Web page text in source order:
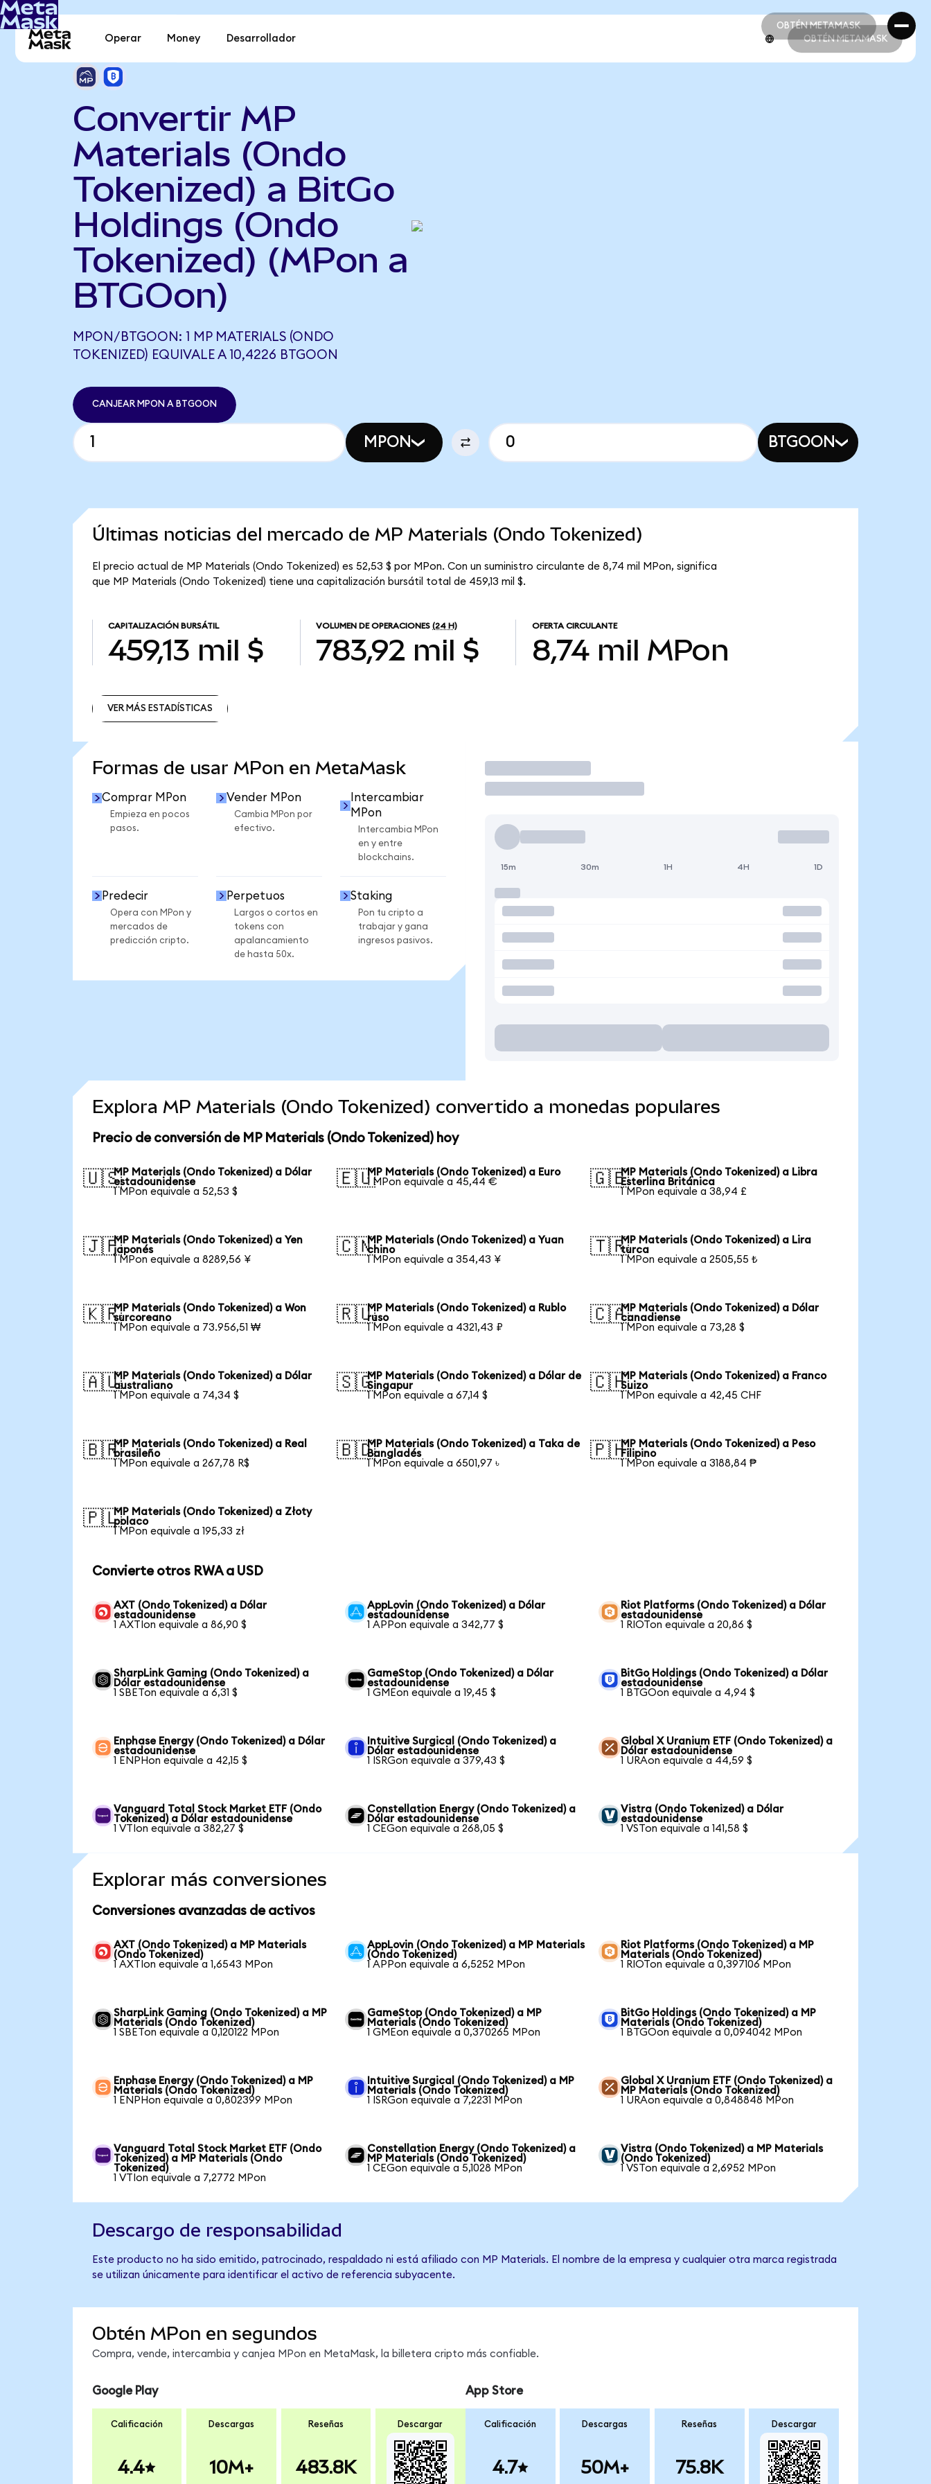
OBTÉN METAMASK
OBTÉN METAMASK
Operar Money Desarrollador OBTÉN METAMASK
Convertir MP
Materials (Ondo
Tokenized) a BitGo
Holdings (Ondo
Tokenized) (MPon a
BTGOon)
MPON/BTGOON: 1 MP MATERIALS (ONDO
TOKENIZED) EQUIVALE A 10,4226 BTGOON
CANJEAR MPON A BTGOON
MPON BTGOON
Últimas noticias del mercado de MP Materials (Ondo Tokenized)
El precio actual de MP Materials (Ondo Tokenized) es 52,53 $ por MPon. Con un suministro circulante de 8,74 mil MPon, significa
que MP Materials (Ondo Tokenized) tiene una capitalización bursátil total de 459,13 mil $.
CAPITALIZACIÓN BURSÁTIL
459,13 mil $
VOLUMEN DE OPERACIONES (24 H)
783,92 mil $
OFERTA CIRCULANTE
8,74 mil MPon
VER MÁS ESTADÍSTICAS
Formas de usar MPon en MetaMask
Comprar MPon
Empieza en pocos
pasos.
Vender MPon
Cambia MPon por
efectivo.
Intercambiar
MPon
Intercambia MPon
en y entre
blockchains.
Predecir
Opera con MPon y
mercados de
predicción cripto.
Perpetuos
Largos o cortos en
tokens con
apalancamiento
de hasta 50x.
Staking
Pon tu cripto a
trabajar y gana
ingresos pasivos.
Operar
15m 30m 1H 4H 1D
Explora MP Materials (Ondo Tokenized) convertido a monedas populares
Precio de conversión de MP Materials (Ondo Tokenized) hoy
🇺🇸MP Materials (Ondo Tokenized) a Dólar
estadounidense
1 MPon equivale a 52,53 $
🇪🇺MP Materials (Ondo Tokenized) a Euro
1 MPon equivale a 45,44 €
🇬🇧MP Materials (Ondo Tokenized) a Libra
Esterlina Británica
1 MPon equivale a 38,94 £
🇯🇵MP Materials (Ondo Tokenized) a Yen
japonés
1 MPon equivale a 8289,56 ¥
🇨🇳MP Materials (Ondo Tokenized) a Yuan
chino
1 MPon equivale a 354,43 ¥
🇹🇷MP Materials (Ondo Tokenized) a Lira
turca
1 MPon equivale a 2505,55 ₺
🇰🇷MP Materials (Ondo Tokenized) a Won
surcoreano
1 MPon equivale a 73.956,51 ₩
🇷🇺MP Materials (Ondo Tokenized) a Rublo
ruso
1 MPon equivale a 4321,43 ₽
🇨🇦MP Materials (Ondo Tokenized) a Dólar
canadiense
1 MPon equivale a 73,28 $
🇦🇺MP Materials (Ondo Tokenized) a Dólar
australiano
1 MPon equivale a 74,34 $
🇸🇬MP Materials (Ondo Tokenized) a Dólar de
Singapur
1 MPon equivale a 67,14 $
🇨🇭MP Materials (Ondo Tokenized) a Franco
Suizo
1 MPon equivale a 42,45 CHF
🇧🇷MP Materials (Ondo Tokenized) a Real
brasileño
1 MPon equivale a 267,78 R$
🇧🇩MP Materials (Ondo Tokenized) a Taka de
Bangladés
1 MPon equivale a 6501,97 ৳
🇵🇭MP Materials (Ondo Tokenized) a Peso
Filipino
1 MPon equivale a 3188,84 ₱
🇵🇱MP Materials (Ondo Tokenized) a Złoty
polaco
1 MPon equivale a 195,33 zł
Convierte otros RWA a USD
AXT (Ondo Tokenized) a Dólar
estadounidense
1 AXTIon equivale a 86,90 $
AppLovin (Ondo Tokenized) a Dólar
estadounidense
1 APPon equivale a 342,77 $
Riot Platforms (Ondo Tokenized) a Dólar
estadounidense
1 RIOTon equivale a 20,86 $
SharpLink Gaming (Ondo Tokenized) a
Dólar estadounidense
1 SBETon equivale a 6,31 $
GameStop (Ondo Tokenized) a Dólar
estadounidense
1 GMEon equivale a 19,45 $
BitGo Holdings (Ondo Tokenized) a Dólar
estadounidense
1 BTGOon equivale a 4,94 $
Enphase Energy (Ondo Tokenized) a Dólar
estadounidense
1 ENPHon equivale a 42,15 $
Intuitive Surgical (Ondo Tokenized) a
Dólar estadounidense
1 ISRGon equivale a 379,43 $
Global X Uranium ETF (Ondo Tokenized) a
Dólar estadounidense
1 URAon equivale a 44,59 $
Vanguard Total Stock Market ETF (Ondo
Tokenized) a Dólar estadounidense
1 VTIon equivale a 382,27 $
Constellation Energy (Ondo Tokenized) a
Dólar estadounidense
1 CEGon equivale a 268,05 $
Vistra (Ondo Tokenized) a Dólar
estadounidense
1 VSTon equivale a 141,58 $
Explorar más conversiones
Conversiones avanzadas de activos
AXT (Ondo Tokenized) a MP Materials
(Ondo Tokenized)
1 AXTIon equivale a 1,6543 MPon
AppLovin (Ondo Tokenized) a MP Materials
(Ondo Tokenized)
1 APPon equivale a 6,5252 MPon
Riot Platforms (Ondo Tokenized) a MP
Materials (Ondo Tokenized)
1 RIOTon equivale a 0,397106 MPon
SharpLink Gaming (Ondo Tokenized) a MP
Materials (Ondo Tokenized)
1 SBETon equivale a 0,120122 MPon
GameStop (Ondo Tokenized) a MP
Materials (Ondo Tokenized)
1 GMEon equivale a 0,370265 MPon
BitGo Holdings (Ondo Tokenized) a MP
Materials (Ondo Tokenized)
1 BTGOon equivale a 0,094042 MPon
Enphase Energy (Ondo Tokenized) a MP
Materials (Ondo Tokenized)
1 ENPHon equivale a 0,802399 MPon
Intuitive Surgical (Ondo Tokenized) a MP
Materials (Ondo Tokenized)
1 ISRGon equivale a 7,2231 MPon
Global X Uranium ETF (Ondo Tokenized) a
MP Materials (Ondo Tokenized)
1 URAon equivale a 0,848848 MPon
Vanguard Total Stock Market ETF (Ondo
Tokenized) a MP Materials (Ondo
Tokenized)
1 VTIon equivale a 7,2772 MPon
Constellation Energy (Ondo Tokenized) a
MP Materials (Ondo Tokenized)
1 CEGon equivale a 5,1028 MPon
Vistra (Ondo Tokenized) a MP Materials
(Ondo Tokenized)
1 VSTon equivale a 2,6952 MPon
Descargo de responsabilidad
Este producto no ha sido emitido, patrocinado, respaldado ni está afiliado con MP Materials. El nombre de la empresa y cualquier otra marca registrada
se utilizan únicamente para identificar el activo de referencia subyacente.
Obtén MPon en segundos
Compra, vende, intercambia y canjea MPon en MetaMask, la billetera cripto más confiable.
Google Play
Calificación
4.4
Descargas
10M+
Reseñas
483.8K
Descargar
App Store
Calificación
4.7
Descargas
50M+
Reseñas
75.8K
Descargar